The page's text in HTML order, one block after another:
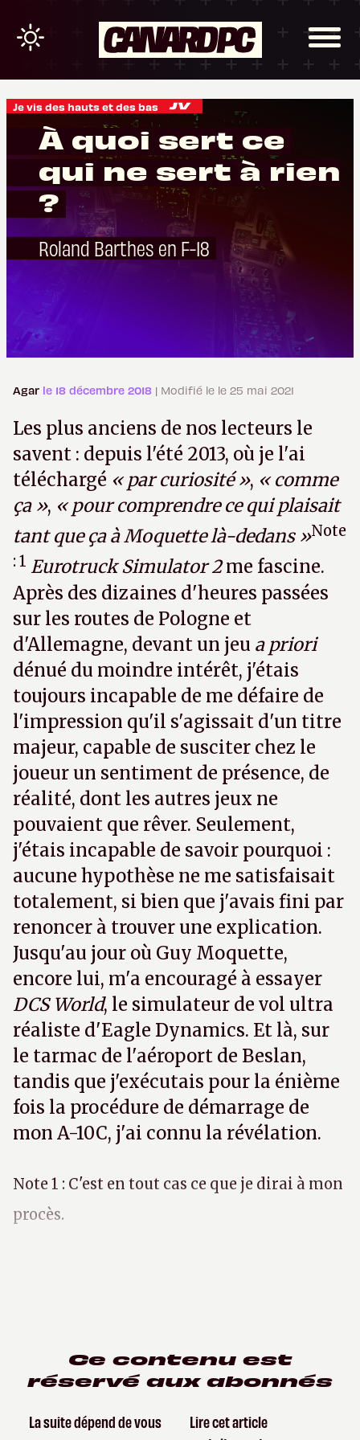
Je vis des hauts et des bas
À quoi sert ce
qui ne sert à rien
?
Roland Barthes en F-18
Agar le 18 décembre 2018 | Modifié le le 25 mai 2021
Les plus anciens de nos lecteurs le
savent : depuis l'été 2013, où je l'ai
téléchargé « par curiosité », « comme
ça », « pour comprendre ce qui plaisait
tant que ça à Moquette là-dedans »Note
: 1 Eurotruck Simulator 2me fascine.
Après des dizaines d'heures passées
sur les routes de Pologne et
d'Allemagne, devant un jeu a priori
dénué du moindre intérêt, j'étais
toujours incapable de me défaire de
l'impression qu'il s'agissait d'un titre
majeur, capable de susciter chez le
joueur un sentiment de présence, de
réalité, dont les autres jeux ne
pouvaient que rêver. Seulement,
j'étais incapable de savoir pourquoi :
aucune hypothèse ne me satisfaisait
totalement, si bien que j'avais fini par
renoncer à trouver une explication.
Jusqu'au jour où Guy Moquette,
encore lui, m'a encouragé à essayer
DCS World, le simulateur de vol ultra
réaliste d'Eagle Dynamics. Et là, sur
le tarmac de l'aéroport de Beslan,
tandis que j'exécutais pour la énième
fois la procédure de démarrage de
mon A-10C, j'ai connu la révélation.
Note 1 : C'est en tout cas ce que je dirai à mon
procès.
Ce contenu est
réservé aux abonnés
La suite dépend de vous
Lire cet article